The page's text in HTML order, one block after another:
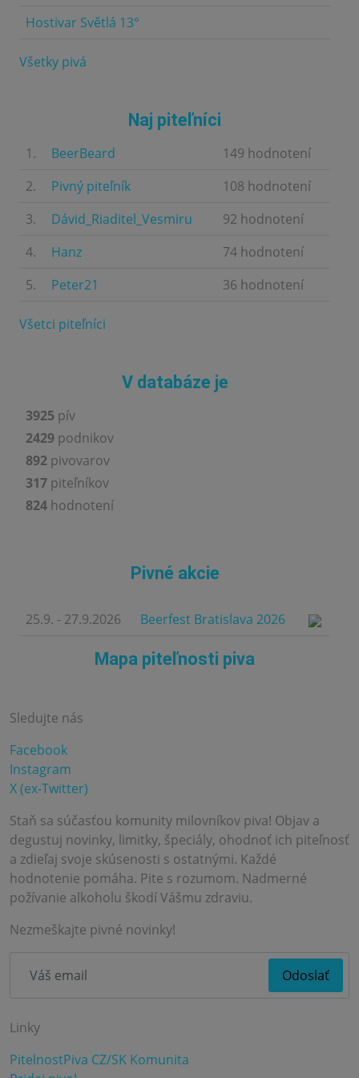
Hostivar Světlá 13°
Všetky pivá
Naj piteľníci
1. BeerBeard
149 hodnotení
2.
Pivný piteľník
108 hodnotení
3.
Dávid_Riaditel_Vesmiru
92 hodnotení
4.
Hanz
74 hodnotení
5.
Peter21 36 hodnotení
Všetci piteľníci
V databáze je
3925 pív
2429 podnikov
892 pivovarov
317 piteľníkov
824 hodnotení
Pivné akcie
25.9. - 27.9.2026 Beerfest Bratislava 2026
Mapa piteľnosti piva
Sledujte nás
Facebook
Instagram
X (ex-Twitter)
Staň sa súčasťou komunity milovníkov piva! Objav a
degustuj novinky, limitky, špeciály, ohodnoť ich piteľnosť
a zdieľaj svoje skúsenosti s ostatnými. Každé
hodnotenie pomáha. Pite s rozumom. Nadmerné
požívanie alkoholu škodí Vášmu zdraviu.
Nezmeškajte pivné novinky!
Linky
PitelnostPiva CZ/SK Komunita